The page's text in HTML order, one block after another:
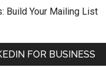
FOR BUSINESS